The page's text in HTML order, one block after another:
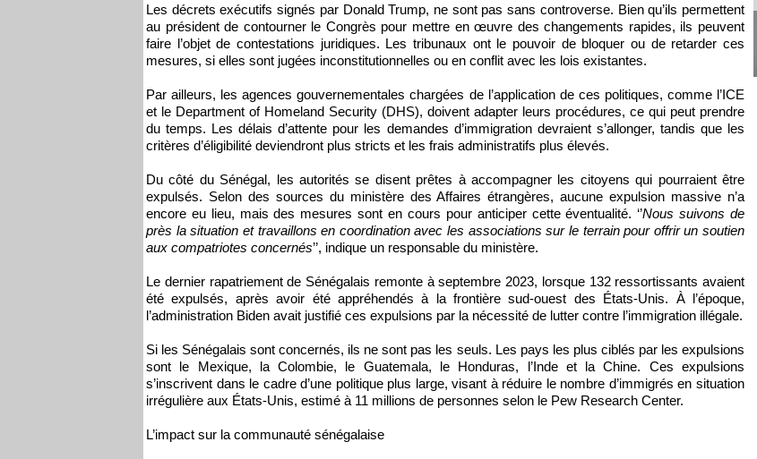
Les décrets exécutifs signés par Donald Trump, ne sont pas sans controverse. Bien qu’ils permettent
au président de contourner le Congrès pour mettre en œuvre des changements rapides, ils peuvent
faire l’objet de contestations juridiques. Les tribunaux ont le pouvoir de bloquer ou de retarder ces
mesures, si elles sont jugées inconstitutionnelles ou en conflit avec les lois existantes.
Par ailleurs, les agences gouvernementales chargées de l’application de ces politiques, comme l’ICE
et le Department of Homeland Security (DHS), doivent adapter leurs procédures, ce qui peut prendre
du temps. Les délais d’attente pour les demandes d’immigration devraient s’allonger, tandis que les
critères d’éligibilité deviendront plus stricts et les frais administratifs plus élevés.
Du côté du Sénégal, les autorités se disent prêtes à accompagner les citoyens qui pourraient être
expulsés. Selon des sources du ministère des Affaires étrangères, aucune expulsion massive n’a
encore eu lieu, mais des mesures sont en cours pour anticiper cette éventualité. ‘’Nous suivons de
près la situation et travaillons en coordination avec les associations sur le terrain pour offrir un soutien
aux compatriotes concernés’’, indique un responsable du ministère.
Le dernier rapatriement de Sénégalais remonte à septembre 2023, lorsque 132 ressortissants avaient
été expulsés, après avoir été appréhendés à la frontière sud-ouest des États-Unis. À l’époque,
l’administration Biden avait justifié ces expulsions par la nécessité de lutter contre l’immigration illégale.
Si les Sénégalais sont concernés, ils ne sont pas les seuls. Les pays les plus ciblés par les expulsions
sont le Mexique, la Colombie, le Guatemala, le Honduras, l’Inde et la Chine. Ces expulsions
s’inscrivent dans le cadre d’une politique plus large, visant à réduire le nombre d’immigrés en situation
irrégulière aux États-Unis, estimé à 11 millions de personnes selon le Pew Research Center.
L’impact sur la communauté sénégalaise